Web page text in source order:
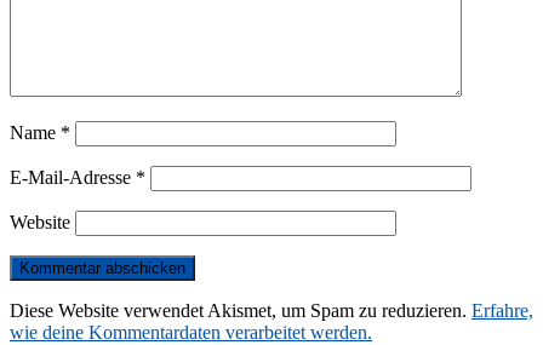
Name *
E-Mail-Adresse *
Website
Diese Website verwendet Akismet, um Spam zu reduzieren. Erfahre,
wie deine Kommentardaten verarbeitet werden.